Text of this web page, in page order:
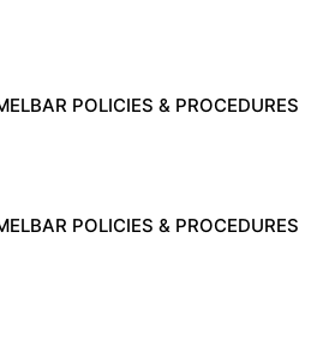
POLICIES & PROCEDURES
POLICIES & PROCEDURES